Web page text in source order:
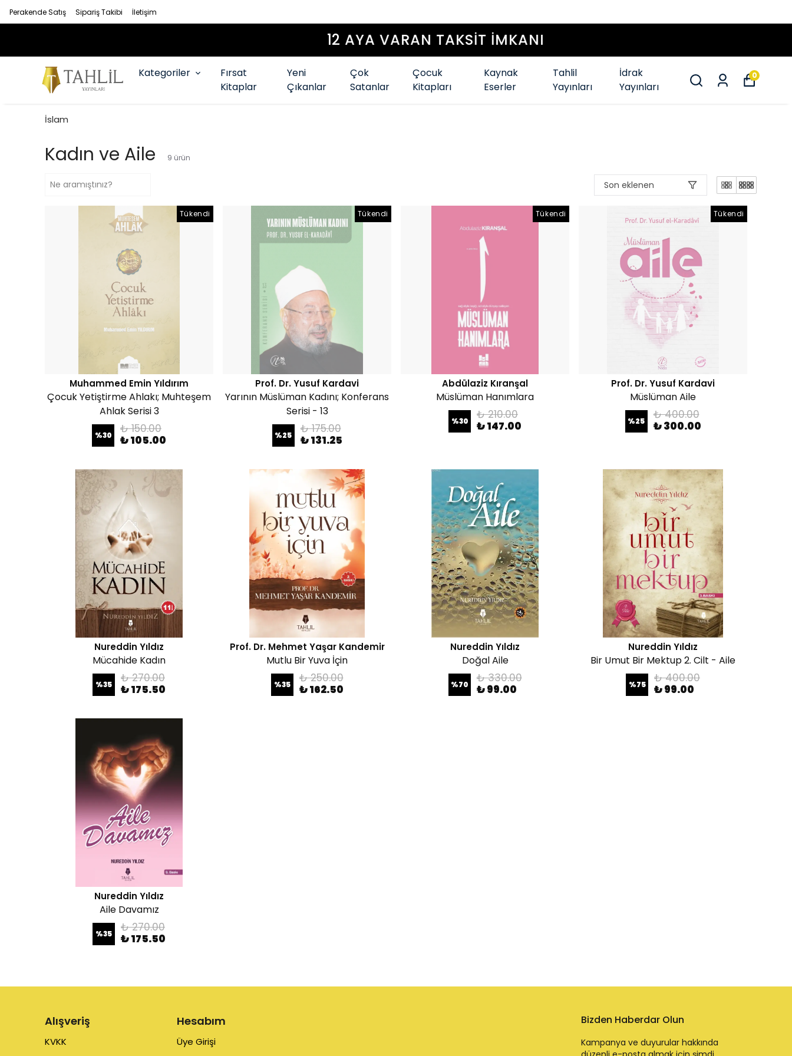
Perakende Satış Sipariş Takibi İletişim
12 AYA VARAN TAKSİT İMKANI
Kategoriler
Fırsat
Kitaplar
Yeni
Çıkanlar
Çok
Satanlar
Çocuk
Kitapları
Kaynak
Eserler
Tahlil
Yayınları
İdrak
Yayınları
0
İslam
Kadın ve Aile 9 ürün
Son eklenen
Tükendi
Muhammed Emin Yıldırım
Çocuk Yetiştirme Ahlakı; Muhteşem
Ahlak Serisi 3
%30
₺ 150.00
₺ 105.00
Tükendi
Prof. Dr. Yusuf Kardavi
Yarının Müslüman Kadını; Konferans
Serisi - 13
%25
₺ 175.00
₺ 131.25
Tükendi
Abdülaziz Kıranşal
Müslüman Hanımlara
%30
₺ 210.00
₺ 147.00
Tükendi
Prof. Dr. Yusuf Kardavi
Müslüman Aile
%25
₺ 400.00
₺ 300.00
Nureddin Yıldız
Mücahide Kadın
%35
₺ 270.00
₺ 175.50
Prof. Dr. Mehmet Yaşar Kandemir
Mutlu Bir Yuva İçin
%35
₺ 250.00
₺ 162.50
Nureddin Yıldız
Doğal Aile
%70
₺ 330.00
₺ 99.00
Nureddin Yıldız
Bir Umut Bir Mektup 2. Cilt - Aile
%75
₺ 400.00
₺ 99.00
Nureddin Yıldız
Aile Davamız
%35
₺ 270.00
₺ 175.50
Alışveriş
KVKK
Hesabım
Üye Girişi
Bizden Haberdar Olun
Kampanya ve duyurular hakkında